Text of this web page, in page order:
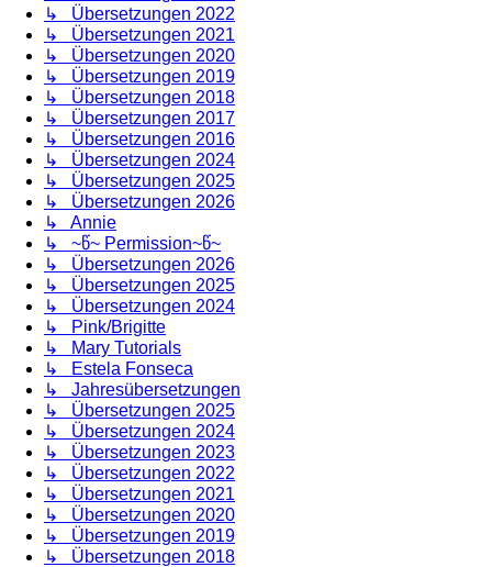
↳ Übersetzungen 2022
↳ Übersetzungen 2021
↳ Übersetzungen 2020
↳ Übersetzungen 2019
↳ Übersetzungen 2018
↳ Übersetzungen 2017
↳ Übersetzungen 2016
↳ Übersetzungen 2024
↳ Übersetzungen 2025
↳ Übersetzungen 2026
↳ Annie
↳ ~წ~ Permission~წ~
↳ Übersetzungen 2026
↳ Übersetzungen 2025
↳ Übersetzungen 2024
↳ Pink/Brigitte
↳ Mary Tutorials
↳ Estela Fonseca
↳ Jahresübersetzungen
↳ Übersetzungen 2025
↳ Übersetzungen 2024
↳ Übersetzungen 2023
↳ Übersetzungen 2022
↳ Übersetzungen 2021
↳ Übersetzungen 2020
↳ Übersetzungen 2019
↳ Übersetzungen 2018